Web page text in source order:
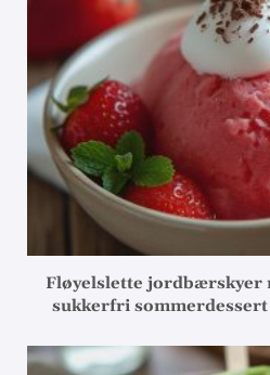
Fløyelslette jordbærskyer
sukkerfri